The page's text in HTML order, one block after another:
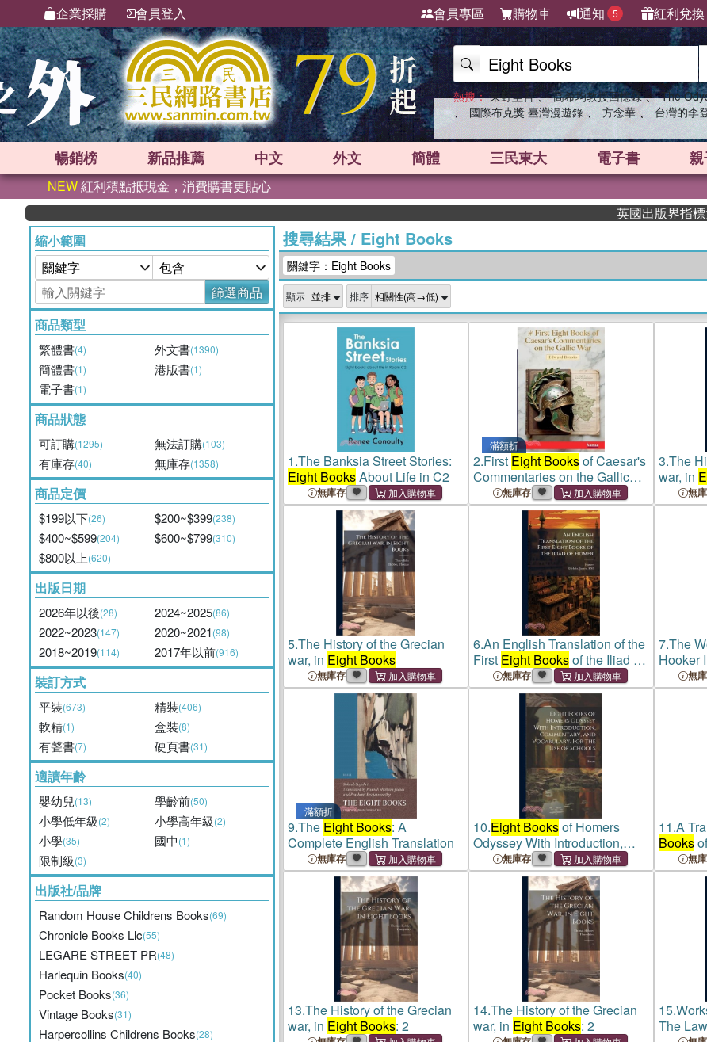
企業採購 會員登入 會員專區 購物車 通知 5 紅利兌換
熱搜： 東野圭吾 、 高希均教授回憶錄 、 The
、 國際布克獎 臺灣漫遊錄 、 方念華 、 台灣的李
暢銷榜 新品推薦 中文 外文 簡體 三民東大 電子書
NEW紅利積點抵現金，消費購書更貼心
英國出版界指標大獎肯
縮小範圍
篩選商品
商品類型
繁體書(4) 外文書(1390)
簡體書(1) 港版書(1)
電子書(1)
商品狀態
可訂購(1295) 無法訂購(103)
有庫存(40) 無庫存(1358)
商品定價
$199以下(26) $200~$399(238)
$400~$599(204) $600~$799(310)
$800以上(620)
出版日期
2026年以後(28) 2024~2025(86)
2022~2023(147) 2020~2021(98)
2018~2019(114) 2017年以前(916)
裝訂方式
平裝(673) 精裝(406)
軟精(1) 盒裝(8)
有聲書(7) 硬頁書(31)
適讀年齡
嬰幼兒(13) 學齡前(50)
小學低年級(2) 小學高年級(2)
小學(35) 國中(1)
限制級(3)
出版社/品牌
Random House Childrens Books(69)
Chronicle Books Llc(55)
LEGARE STREET PR(48)
Harlequin Books(40)
Pocket Books(36)
Vintage Books(31)
Harpercollins Childrens Books(28)
搜尋結果/ Eight Books
關鍵字：Eight Books
顯示 排序
1.The Banksia Street Stories:
Eight BooksAbout Life in C2
無庫存
滿額折
2.First Eight Booksof Caesar's
Commentaries on the Gallic
War 無庫存
3.The
war, in
無
5.The History of the Grecian
war, in Eight Books
無庫存
6.An English Translation of the
First Eight Booksof the Iliad of
Homer無庫存
7.The
Hooker
Laws
無
滿額折
9.The Eight Books: A
Complete English Translation
無庫存
10.Eight Booksof Homers
Odyssey With Introduction,
Commentary, and Vocabulary.
For the Use of Schools
無庫存
11.A
Books
無
13.The History of the Grecian
war, in Eight Books: 2
14.The History of the Grecian
war, in Eight Books: 2
15.
The